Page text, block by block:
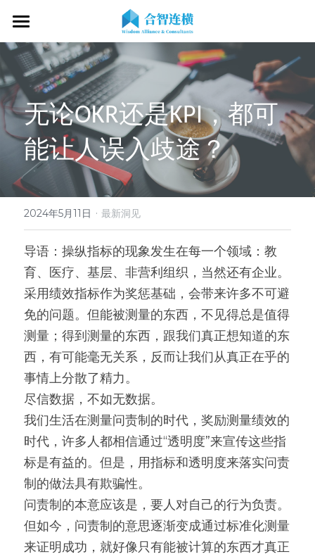
首页
关于我们
关于我们
OKR专家
战略伙伴
客户见证
专业服务
OKR服务体系
OKR系统落地陪跑
OKR战略解码
OKR工作坊/定制培训
OKR教练认证/训战
经营分析会
高质量复盘
OKR教练认证
了解COC
OKR证书查询
学习资源
专家视频
专业书籍
在线课程
最新洞见
新闻动态
搜索
现在预约
无论OKR还是KPI，都可
能让人误入歧途？
2024年5月11日 · 最新洞见
导语：操纵指标的现象发生在每一个领域：教
育、医疗、基层、非营利组织，当然还有企业。
采用绩效指标作为奖惩基础，会带来许多不可避
免的问题。但能被测量的东西，不见得总是值得
测量；得到测量的东西，跟我们真正想知道的东
西，有可能毫无关系，反而让我们从真正在乎的
事情上分散了精力。
尽信数据，不如无数据。
我们生活在测量问责制的时代，奖励测量绩效的
时代，许多人都相信通过“透明度”来宣传这些指
标是有益的。但是，用指标和透明度来落实问责
制的做法具有欺骗性。
问责制的本意应该是，要人对自己的行为负责。
但如今，问责制的意思逐渐变成通过标准化测量
来证明成功，就好像只有能被计算的东西才真正